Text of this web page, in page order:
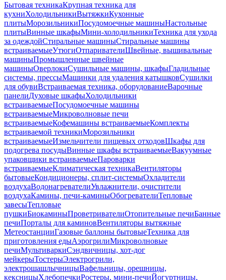
Бытовая техникаКрупная техника для
кухниХолодильникиВытяжкиКухонные
плитыМорозильникиПосудомоечные машиныНастольные
плитыВинные шкафыМини-холодильникиТехника для ухода
за одеждойСтиральные машиныСтиральные машины
встраиваемыеУтюгиОтпаривателиШвейные, вышивальные
машиныПромышленные швейные
машиныОверлокиСушильные машины, шкафыГладильные
системы, прессыМашинки для удаления катышковСушилки
для обувиВстраиваемая техника, оборудованиеВарочные
панелиДуховые шкафыХолодильники
встраиваемыеПосудомоечные машины
встраиваемыеМикроволновые печи
встраиваемыеКофемашины встраиваемыеКомплекты
встраиваемой техникиМорозильники
встраиваемыеИзмельчители пищевых отходовШкафы для
подогрева посудыВинные шкафы встраиваемыеВакуумные
упаковщики встраиваемыеПароварки
встраиваемыеКлиматическая техникаВентиляторы
бытовыеКондиционеры, сплит-системыОхладители
воздухаВодонагревателиУвлажнители, очистители
воздухаКамины, печи-каминыОбогревателиТепловые
завесыТепловые
пушкиБиокаминыПроветривателиОтопительные печиБанные
печиПорталы для каминовВентиляторы вытяжные
МетеостанцииГазовые баллоны бытовыеТехника для
приготовления едыАэрогрилиМикроволновые
печиМультиваркиСэндвичницы, хот-дог
мейкерыТостерыЭлектрогрили,
электрошашлычницыВафельницы, орешницы,
кексницыХлебопечкиРостеры, мини-печиЙогуртницы,